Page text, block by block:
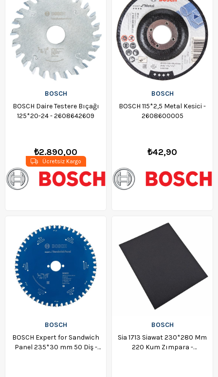
BOSCH
BOSCH Daire Testere Bıçağı
125*20-24 - 2608642609
₺2.890,00
Ücretsiz Kargo
BOSCH
BOSCH 115*2,5 Metal Kesici -
2608600005
₺42,90
BOSCH
BOSCH Expert for Sandwich
Panel 235*30 mm 50 Diş -
BOSCH
Sia 1713 Siawat 230*280 Mm
220 Kum Zımpara -